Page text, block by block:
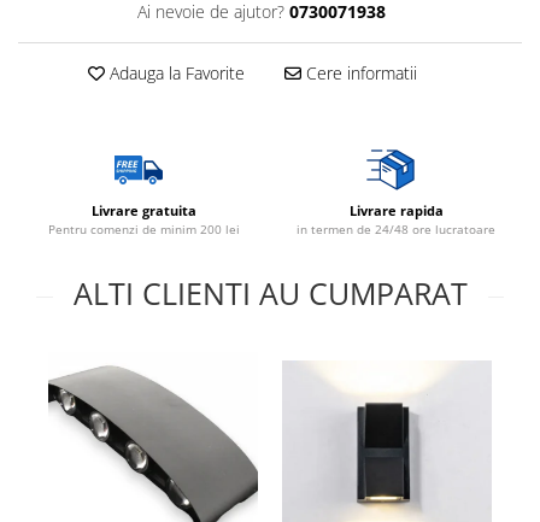
Ai nevoie de ajutor? 0730071938
Adauga la Favorite Cere informatii
Livrare gratuita
Pentru comenzi de minim 200 lei
Livrare rapida
in termen de 24/48 ore lucratoare
ALTI CLIENTI AU CUMPARAT